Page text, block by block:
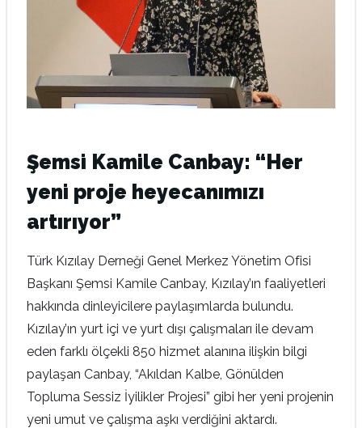
Şemsi Kamile Canbay: “Her
yeni proje heyecanımızı
artırıyor”
Türk Kızılay Derneği Genel Merkez Yönetim Ofisi
Başkanı Şemsi Kamile Canbay, Kızılay’ın faaliyetleri
hakkında dinleyicilere paylaşımlarda bulundu.
Kızılay’ın yurt içi ve yurt dışı çalışmaları ile devam
eden farklı ölçekli 850 hizmet alanına ilişkin bilgi
paylaşan Canbay, “Akıldan Kalbe, Gönülden
Topluma Sessiz İyilikler Projesi” gibi her yeni projenin
yeni umut ve çalışma aşkı verdiğini aktardı.